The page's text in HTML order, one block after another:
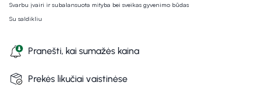
Svarbu įvairi ir subalansuota mityba bei sveikas gyvenimo būdas
Su saldikliu
Pranešti, kai sumažės kaina
Prekės likučiai vaistinėse